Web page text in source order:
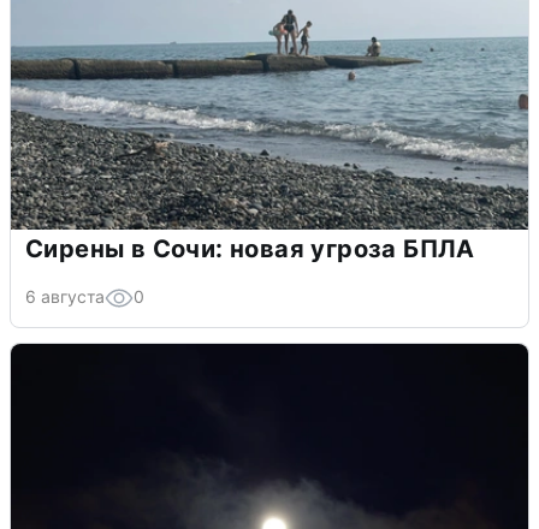
Сирены в Сочи: новая угроза БПЛА
6 августа 0